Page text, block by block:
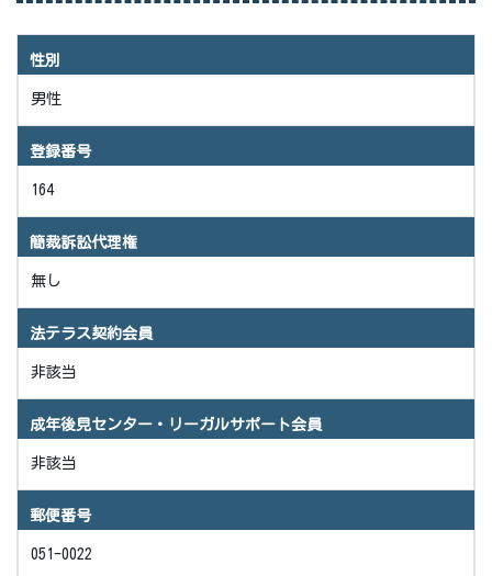
性別
男性
登録番号
164
簡裁訴訟代理権
無し
法テラス契約会員
非該当
成年後見センター・リーガルサポート会員
非該当
郵便番号
051-0022